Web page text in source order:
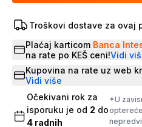
Troškovi dostave za ovaj
Plaćaj karticom Banca
na rate po KEŠ ceni!Vidi
Kupovina na rate uz web
Vidi više
Očekivani rok za
isporuku je od 2 do
4 radnih
*U